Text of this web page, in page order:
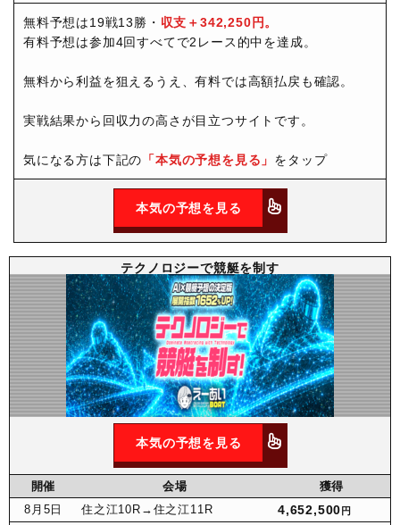
無料予想は19戦13勝・ 収支＋342,250円。
有料予想は参加4回すべてで2レース的中を達成。
無料から利益を狙えるうえ、有料では高額払戻も確認。
実戦結果から回収力の高さが目立つサイトです。
気になる方は下記の 「本気の予想を見る」 をタップ
本気の予想を見る
テクノロジーで競艇を制す
本気の予想を見る
開催 会場
獲得
8月 5日 住之江10R →住之江11R 4,652,500 円